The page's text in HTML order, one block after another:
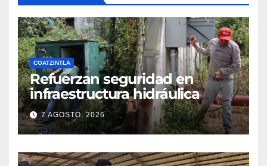
COATZINTLA
Refuerzan seguridad en
infraestructura hidráulica
7 AGOSTO, 2026